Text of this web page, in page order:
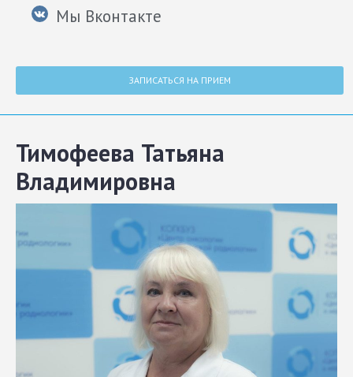
Мы Вконтакте
ЗАПИСАТЬСЯ НА ПРИЕМ
Тимофеева Татьяна
Владимировна